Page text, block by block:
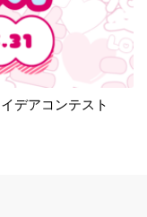
デアコンテスト